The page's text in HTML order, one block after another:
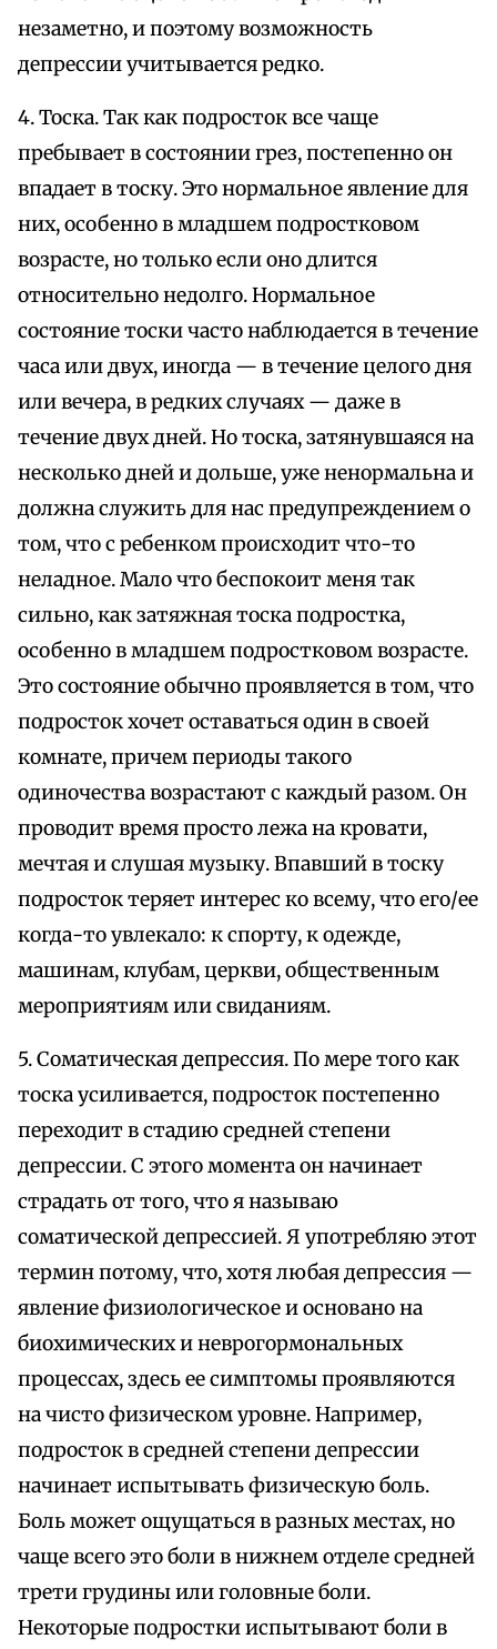
незаметно, и поэтому возможность
депрессии учитывается редко.
4. Тоска. Так как подросток все чаще
пребывает в состоянии грез, постепенно он
впадает в тоску. Это нормальное явление для
них, особенно в младшем подростковом
возрасте, но только если оно длится
относительно недолго. Нормальное
состояние тоски часто наблюдается в течение
часа или двух, иногда — в течение целого дня
или вечера, в редких случаях — даже в
течение двух дней. Но тоска, затянувшаяся на
несколько дней и дольше, уже ненормальна и
должна служить для нас предупреждением о
том, что с ребенком происходит что-то
неладное. Мало что беспокоит меня так
сильно, как затяжная тоска подростка,
особенно в младшем подростковом возрасте.
Это состояние обычно проявляется в том, что
подросток хочет оставаться один в своей
комнате, причем периоды такого
одиночества возрастают с каждый разом. Он
проводит время просто лежа на кровати,
мечтая и слушая музыку. Впавший в тоску
подросток теряет интерес ко всему, что его/ее
когда-то увлекало: к спорту, к одежде,
машинам, клубам, церкви, общественным
мероприятиям или свиданиям.
5. Соматическая депрессия. По мере того как
тоска усиливается, подросток постепенно
переходит в стадию средней степени
депрессии. С этого момента он начинает
страдать от того, что я называю
соматической депрессией. Я употребляю этот
термин потому, что, хотя любая депрессия —
явление физиологическое и основано на
биохимических и неврогормональных
процессах, здесь ее симптомы проявляются
на чисто физическом уровне. Например,
подросток в средней степени депрессии
начинает испытывать физическую боль.
Боль может ощущаться в разных местах, но
чаще всего это боли в нижнем отделе средней
трети грудины или головные боли.
Некоторые подростки испытывают боли в